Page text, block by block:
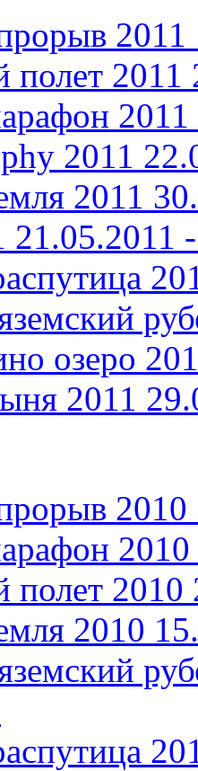
2011
2011
2011
2011
2011
21.05.2011
озеро
2011
2010
2010
полет 2010
2010